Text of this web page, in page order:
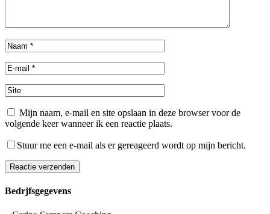
Mijn naam, e-mail en site opslaan in deze browser voor de
volgende keer wanneer ik een reactie plaats.
Stuur me een e-mail als er gereageerd wordt op mijn bericht.
Reactie verzenden
Alternative:
Bedrjfsgegevens